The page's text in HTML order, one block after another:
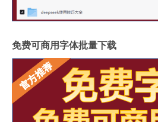
免费可商用字体批量下载